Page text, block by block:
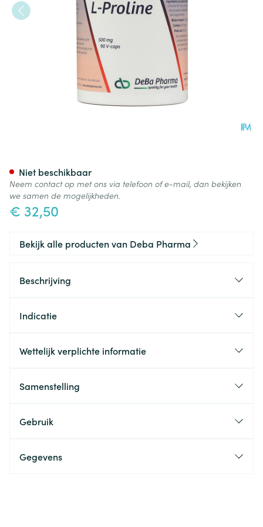
€ 32,50
Niet beschikbaar
Neem contact op met ons via telefoon of e-mail, dan bekijken
we samen de mogelijkheden.
Bekijk alle producten van Deba Pharma
Beschrijving
Indicatie
Wettelijk verplichte informatie
Samenstelling
Gebruik
Gegevens